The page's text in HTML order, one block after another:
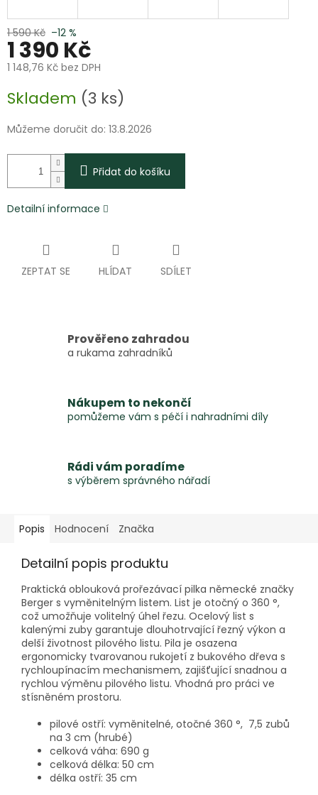
1 590 Kč –12 %
1 390 Kč
1 148,76 Kč bez DPH
cena:
Skladem (3 ks)
Můžeme doručit do: 13.8.2026
Přidat do košíku
Detailní informace
ZEPTAT SE HLÍDAT SDÍLET
Prověřeno zahradou
a rukama zahradníků
Nákupem to nekončí
pomůžeme vám s péčí i nahradními díly
Rádi vám poradíme
s výběrem správného nářadí
Popis Hodnocení Značka
Detailní popis produktu
Praktická oblouková prořezávací pilka německé značky
Berger s vyměnitelným listem. List je otočný o 360 °,
což umožňuje volitelný úhel řezu. Ocelový list s
kalenými zuby garantuje dlouhotrvající řezný výkon a
delší životnost pilového listu. Pila je osazena
ergonomicky tvarovanou rukojetí z bukového dřeva s
rychloupínacím mechanismem, zajišťující snadnou a
rychlou výměnu pilového listu. Vhodná pro práci ve
stísněném prostoru.
pilové ostří: vyměnitelné, otočné 360 °, 7,5 zubů
na 3 cm (hrubé)
celková váha: 690 g
celková délka: 50 cm
délka ostří: 35 cm